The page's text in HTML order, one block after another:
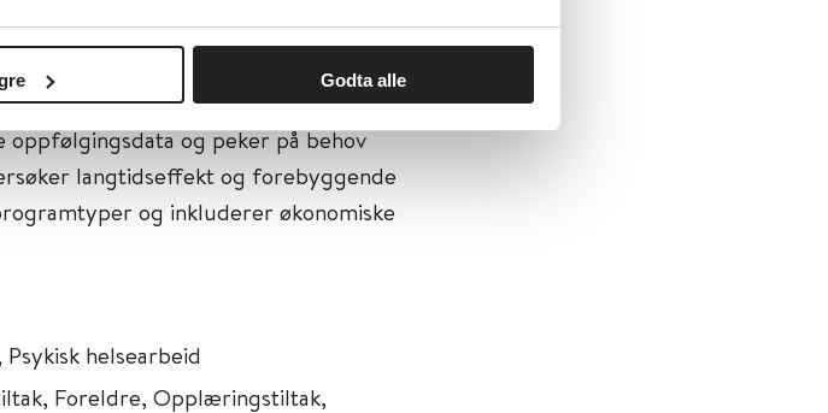
Godta alle
kvalitet på evidensen for
og barn, målt ved observasjoner
positiv atferd etter programslutt.
og peker på behov
langtidseffekt og forebyggende
og inkluderer økonomiske
helsearbeid
Foreldre, Opplæringstiltak,